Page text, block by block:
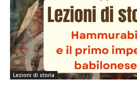
Lezioni di storia